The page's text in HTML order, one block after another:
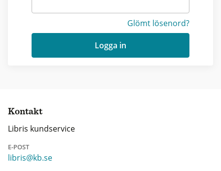
Glömt lösenord?
Logga in
Kontakt
Libris kundservice
E-POST
libris@kb.se